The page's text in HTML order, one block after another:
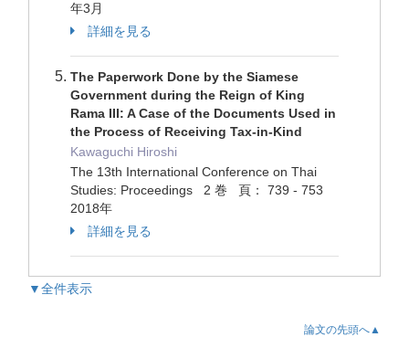
年3月
詳細を見る
The Paperwork Done by the Siamese
Government during the Reign of King
Rama III: A Case of the Documents Used in
the Process of Receiving Tax-in-Kind
Kawaguchi Hiroshi
The 13th International Conference on Thai
Studies: Proceedings 2 巻 頁： 739 - 753
2018年
詳細を見る
▼全件表示
論文の先頭へ▲